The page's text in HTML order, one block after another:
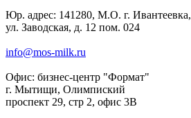
Юр. адрес: 141280, М.О. г. Ивантеевка,
ул. Заводская, д. 12 пом. 024
info@mos-milk.ru
Офис: бизнес-центр "Формат"
г. Мытищи, Олимпиский
проспект 29, стр 2, офис 3B